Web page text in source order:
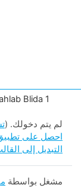
Blida 1
لم يتم دخولك. (
احصل على
التبديل إلى
مشغل بواسطة